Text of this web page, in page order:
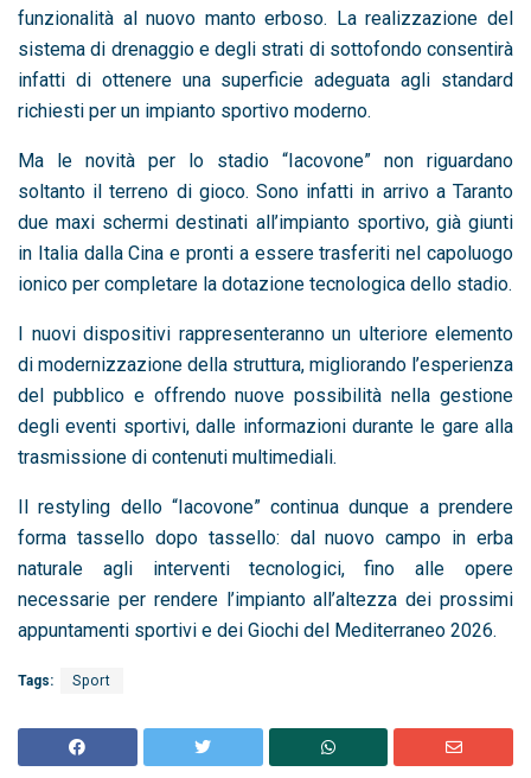
funzionalità al nuovo manto erboso. La realizzazione del
sistema di drenaggio e degli strati di sottofondo consentirà
infatti di ottenere una superficie adeguata agli standard
richiesti per un impianto sportivo moderno.
Ma le novità per lo stadio “Iacovone” non riguardano
soltanto il terreno di gioco. Sono infatti in arrivo a Taranto
due maxi schermi destinati all’impianto sportivo, già giunti
in Italia dalla Cina e pronti a essere trasferiti nel capoluogo
ionico per completare la dotazione tecnologica dello stadio.
I nuovi dispositivi rappresenteranno un ulteriore elemento
di modernizzazione della struttura, migliorando l’esperienza
del pubblico e offrendo nuove possibilità nella gestione
degli eventi sportivi, dalle informazioni durante le gare alla
trasmissione di contenuti multimediali.
Il restyling dello “Iacovone” continua dunque a prendere
forma tassello dopo tassello: dal nuovo campo in erba
naturale agli interventi tecnologici, fino alle opere
necessarie per rendere l’impianto all’altezza dei prossimi
appuntamenti sportivi e dei Giochi del Mediterraneo 2026.
Tags: Sport